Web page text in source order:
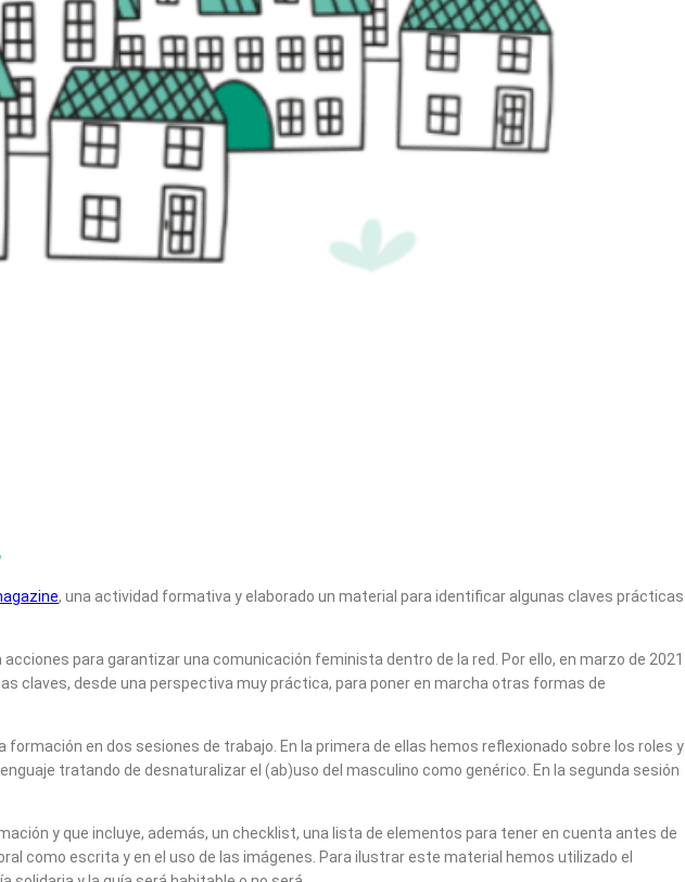
, una actividad formativa y elaborado un material para identificar algunas claves prácticas
para garantizar una comunicación feminista dentro de la red. Por ello, en marzo de 2021
claves, desde una perspectiva muy práctica, para poner en marcha otras formas de
en dos sesiones de trabajo. En la primera de ellas hemos reflexionado sobre los roles y
tratando de desnaturalizar el (ab)uso del masculino como genérico. En la segunda sesión
y que incluye, además, un checklist, una lista de elementos para tener en cuenta antes de
como escrita y en el uso de las imágenes. Para ilustrar este material hemos utilizado el